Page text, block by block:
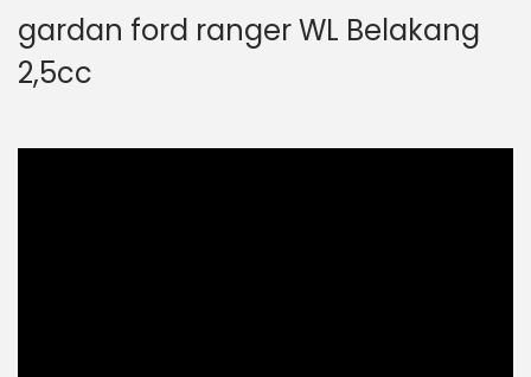
gardan ford ranger WL Belakang
2,5cc